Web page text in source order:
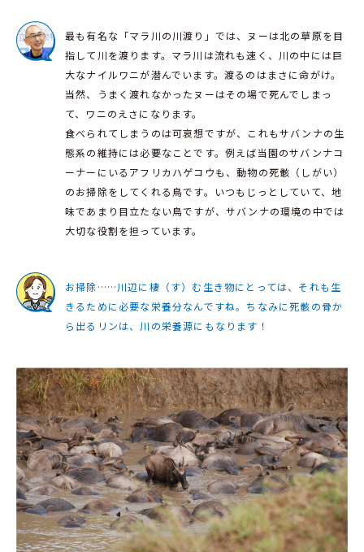
最も有名な「マラ川の川渡り」では、ヌーは北の草原を目
指して川を渡ります。マラ川は流れも速く、川の中には巨
大なナイルワニが潜んでいます。渡るのはまさに命がけ。
当然、うまく渡れなかったヌーはその場で死んでしまっ
て、ワニのえさになります。
食べられてしまうのは可哀想ですが、これもサバンナの生
態系の維持には必要なことです。例えば当園のサバンナコ
ーナーにいるアフリカハゲコウも、動物の死骸（しがい）
のお掃除をしてくれる鳥です。いつもじっとしていて、地
味であまり目立たない鳥ですが、サバンナの環境の中では
大切な役割を担っています。
お掃除……川辺に棲（す）む生き物にとっては、それも生
きるために必要な栄養分なんですね。ちなみに死骸の骨か
ら出るリンは、川の栄養源にもなります！